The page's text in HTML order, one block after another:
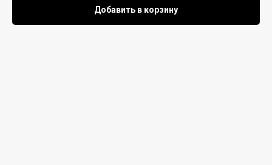
Добавить в корзину